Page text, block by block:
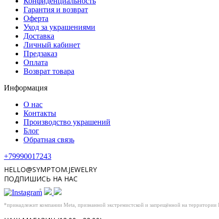
Гарантия и возврат
Оферта
Уход за украшениями
Доставка
Личный кабинет
Предзаказ
Оплата
Возврат товара
Информация
О нас
Контакты
Производство украшений
Блог
Обратная связь
+79990017243
HELLO@SYMPTOM.JEWELRY
ПОДПИШИСЬ НА НАС
*
*принадлежит компании Meta, признанной экстремистской и запрещённой на